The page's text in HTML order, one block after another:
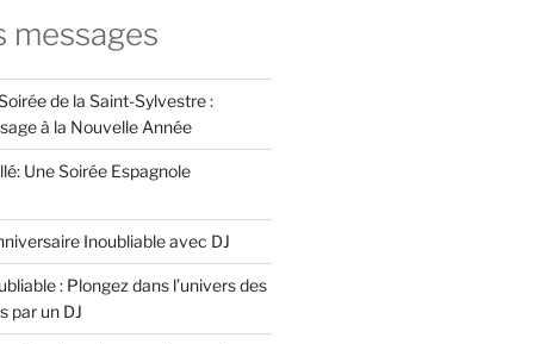
messages
de la Saint-Sylvestre :
à la Nouvelle Année
Une Soirée Espagnole
Inoubliable avec DJ
: Plongez dans l’univers des
par un DJ